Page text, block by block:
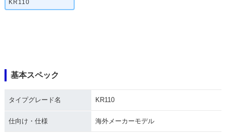
KR110
基本スペック
タイプグレード名 KR110
仕向け・仕様 海外メーカーモデル